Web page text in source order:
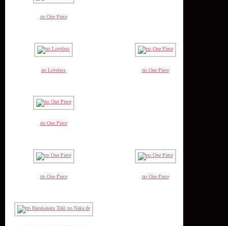
по One Piece
по Loveless по One Piece
по One Piece
по One Piece по One Piece